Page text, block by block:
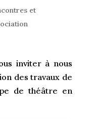
et
inviter à nous
des travaux de
de théâtre en